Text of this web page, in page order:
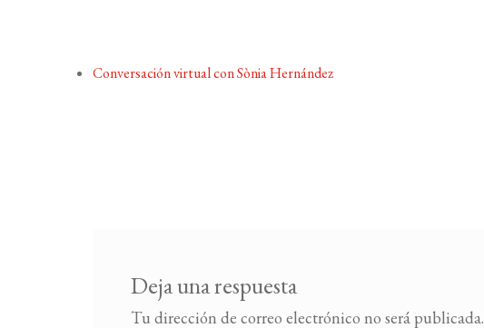
Conversación virtual con Sònia Hernández
Deja una respuesta
Tu dirección de correo electrónico no será publicada.